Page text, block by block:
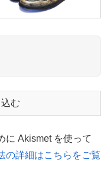
む
に Akismet を使って
の詳細はこちらをご覧